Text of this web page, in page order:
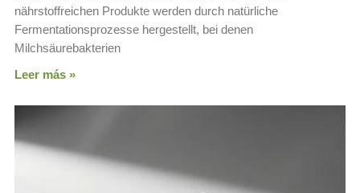
nährstoffreichen Produkte werden durch natürliche
Fermentationsprozesse hergestellt, bei denen
Milchsäurebakterien
Leer más »